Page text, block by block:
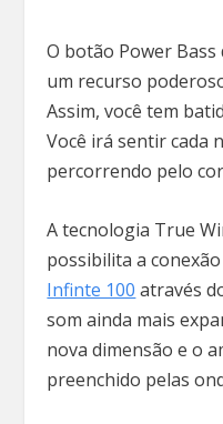
O botão Power Bass
um recurso
Assim, você tem
Você irá sentir cada
percorrendo pelo
A tecnologia True
possibilita a
Infinte 100 através
som ainda mais
nova dimensão e o
preenchido pelas